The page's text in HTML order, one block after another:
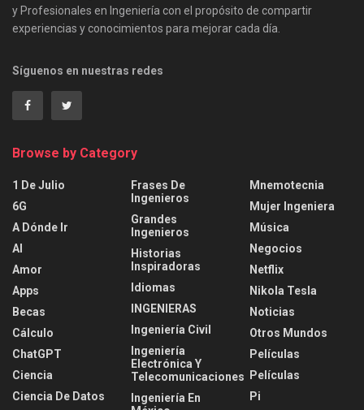
y Profesionales en Ingeniería con el propósito de compartir
experiencias y conocimientos para mejorar cada día.
Síguenos en nuestras redes
Browse by Category
1 De Julio
6G
A Dónde Ir
AI
Amor
Apps
Becas
Cálculo
ChatGPT
Ciencia
Ciencia De Datos
Frases De
Ingenieros
Grandes
Ingenieros
Historias
Inspiradoras
Idiomas
INGENIERAS
Ingeniería Civil
Ingeniería
Electrónica Y
Telecomunicaciones
Ingeniería En
Mnemotecnia
Mujer Ingeniera
Música
Negocios
Netflix
Nikola Tesla
Noticias
Otros Mundos
Películas
Películas
Pi